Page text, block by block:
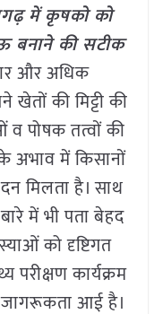
में कृषको को
बनाने की सटीक
और अधिक
की मिट्टी की
पोषक तत्वों की
अभाव में किसानों
मिलता है। साथ
में भी पता बेहद
को दृष्टिगत
परीक्षण कार्यक्रम
आई है।